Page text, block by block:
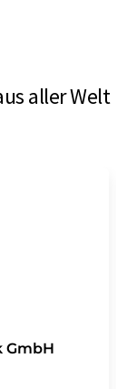
aller Welt
GmbH